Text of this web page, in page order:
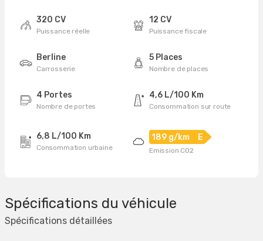
320 CV
Puissance réelle
12 CV
Puissance fiscale
Berline
Carrosserie
5 Places
Nombre de places
4 Portes
Nombre de portes
4,6 L/100 Km
Consommation sur route
6,8 L/100 Km
Consommation urbaine
189 g/km E
Emission CO2
Spécifications du véhicule
Spécifications détaillées